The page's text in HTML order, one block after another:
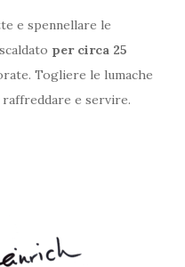
e spennellare le
per circa 25
Togliere le lumache
e servire.